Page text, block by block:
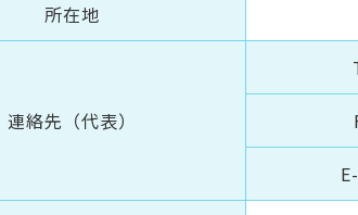
所在地
連絡先（代表）